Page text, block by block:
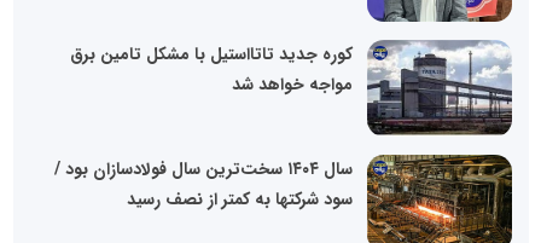
کوره جدید تاتااستیل با مشکل تامین برق
مواجه خواهد شد
سال ۱۴۰۴ سخت‌ترین سال فولادسازان بود /
سود شرکتها به کمتر از نصف رسید